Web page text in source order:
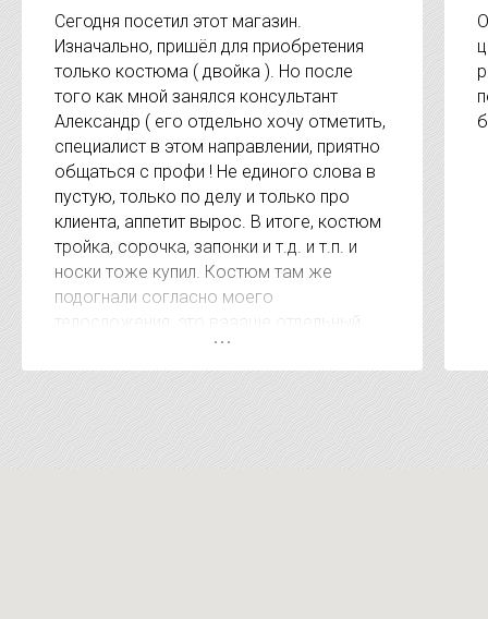
Сегодня посетил этот магазин.
Изначально, пришёл для приобретения
только костюма ( двойка ). Но после
того как мной занялся консультант
Александр ( его отдельно хочу отметить,
специалист в этом направлении, приятно
общаться с профи ! Не единого слова в
пустую, только по делу и только про
клиента, аппетит вырос. В итоге, костюм
тройка, сорочка, запонки и т.д. и т.п. и
носки тоже купил. Костюм там же
подогнали согласно моего
телосложения, это ваааще отдельный
респект. А когда сказали сумму за
покупку был приятно удивлён, очень
удивлён. Видно, что клиентом дорожат. В
других местах за эти услуги на 15-20
тысяч дороже. Короче рекомендую !!!!!
Магазин супер !!!